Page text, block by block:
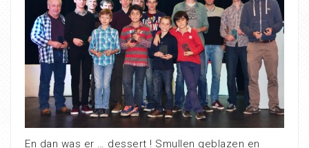
En dan was er … dessert ! Smullen geblazen en